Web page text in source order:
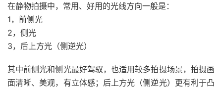
在静物拍摄中，常用、好用的光线方向一般是：
1，前侧光
2，侧光
3，后上方光（侧逆光）
其中前侧光和侧光最好驾驭，也适用较多拍摄场景，拍摄画
面清晰、美观，有立体感；后上方光（侧逆光）更有利于凸